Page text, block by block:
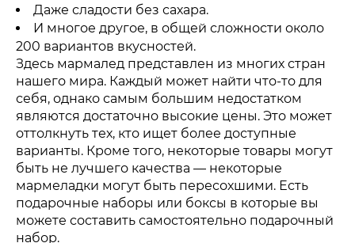
Даже сладости без сахара.
И многое другое, в общей сложности около
200 вариантов вкусностей.
Здесь мармалед представлен из многих стран
нашего мира. Каждый может найти что-то для
себя, однако самым большим недостатком
являются достаточно высокие цены. Это может
оттолкнуть тех, кто ищет более доступные
варианты. Кроме того, некоторые товары могут
быть не лучшего качества — некоторые
мармеладки могут быть пересохшими. Есть
подарочные наборы или боксы в которые вы
можете составить самостоятельно подарочный
набор.